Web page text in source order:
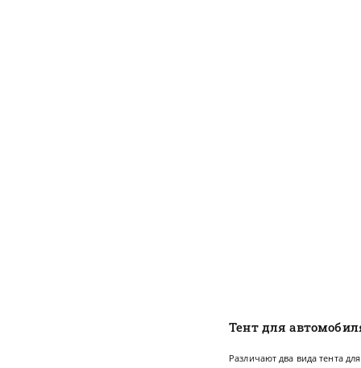
Тент для
Различают два вида тента